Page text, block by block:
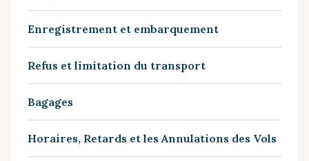
Enregistrement et embarquement
Refus et limitation du transport
Bagages
Horaires, Retards et les Annulations des Vols